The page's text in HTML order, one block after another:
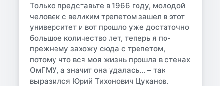
Только представьте в 1966 году, молодой
человек с великим трепетом зашел в этот
университет и вот прошло уже достаточно
большое количество лет, теперь я по-
прежнему захожу сюда с трепетом,
потому что вся моя жизнь прошла в стенах
ОмГМУ, а значит она удалась… – так
выразился Юрий Тихонович Цуканов.